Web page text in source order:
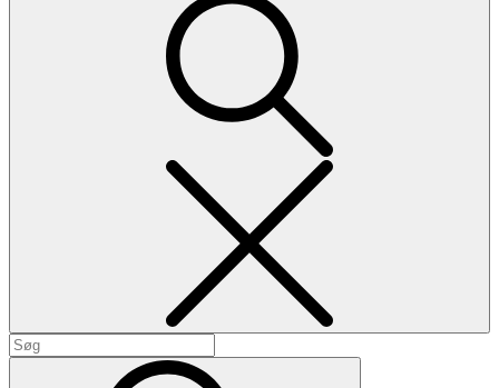
Search
for: